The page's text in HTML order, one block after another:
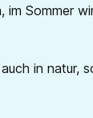
im Sommer
in natur,